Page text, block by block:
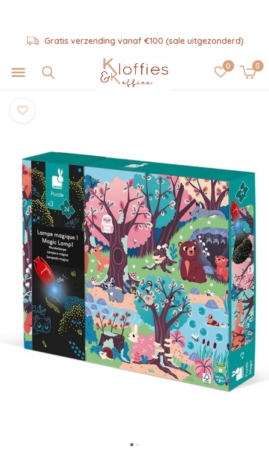
0 0
Gratis verzending vanaf €100 (sale uitgezonderd)